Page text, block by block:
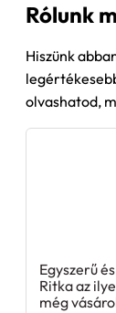
Rólunk
Hiszünk
olvashatod,
Egyszerű
Ritka az
még